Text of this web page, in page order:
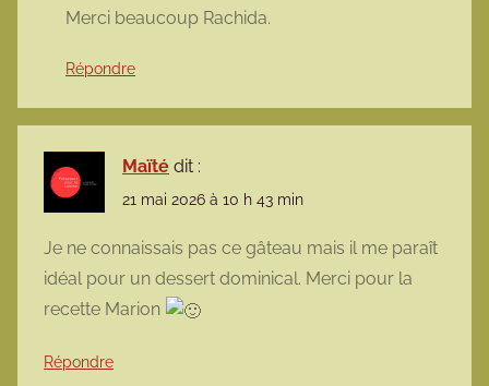
Merci beaucoup Rachida.
Répondre
Maïté dit :
21 mai 2026 à 10 h 43 min
Je ne connaissais pas ce gâteau mais il me paraît
idéal pour un dessert dominical. Merci pour la
recette Marion
Répondre